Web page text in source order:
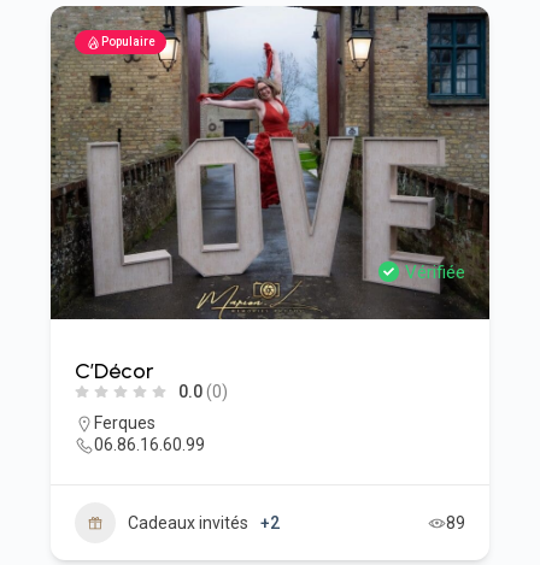
Populaire
Vérifiée
C’Décor
0.0(0)
Ferques
06.86.16.60.99
Cadeaux invités +2 89